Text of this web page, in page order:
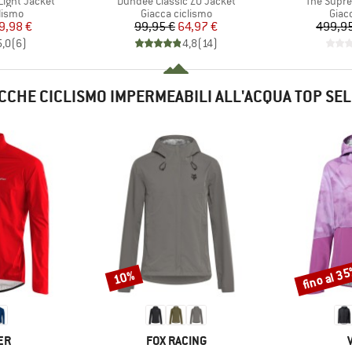
ridotto
€
(6)
Gruppo di prodotti
Giacca ciclismo
Prezzo
99,95 €Prezzo ridotto
64,97 €
4,8(14)
CICLISMO IMPERMEABILI ALL'ACQUA TOP
MARCHIO
FOX RACING
Sconto
10% Sconto
fino al